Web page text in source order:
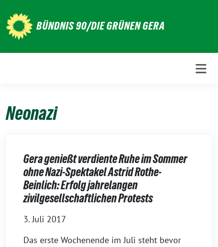
zum
Inhalt
BÜNDNIS 90/DIE GRÜNEN GERA
Neonazi
Gera genießt verdiente Ruhe im Sommer
ohne Nazi-Spektakel Astrid Rothe-
Beinlich: Erfolg jahrelangen
zivilgesellschaftlichen Protests
3. Juli 2017
Das erste Wochenende im Juli steht bevor